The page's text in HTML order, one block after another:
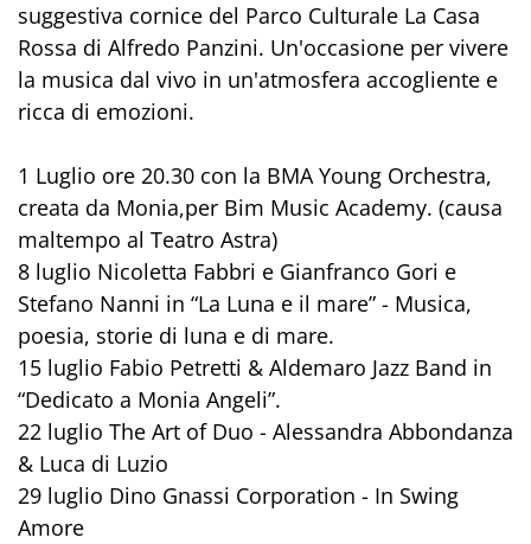
suggestiva cornice del Parco Culturale La Casa
Rossa di Alfredo Panzini. Un'occasione per vivere
la musica dal vivo in un'atmosfera accogliente e
ricca di emozioni.
1 Luglio ore 20.30 con la BMA Young Orchestra,
creata da Monia,per Bim Music Academy. (causa
maltempo al Teatro Astra)
8 luglio Nicoletta Fabbri e Gianfranco Gori e
Stefano Nanni in “La Luna e il mare” - Musica,
poesia, storie di luna e di mare.
15 luglio Fabio Petretti & Aldemaro Jazz Band in
“Dedicato a Monia Angeli”.
22 luglio The Art of Duo - Alessandra Abbondanza
& Luca di Luzio
29 luglio Dino Gnassi Corporation - In Swing
Amore